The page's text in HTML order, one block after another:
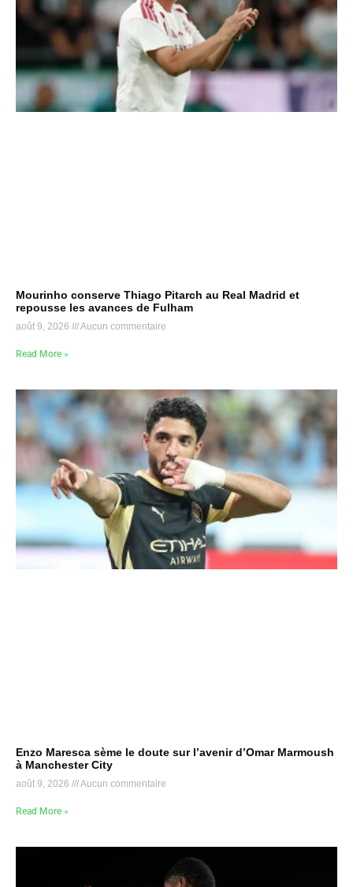
Mourinho conserve Thiago Pitarch au Real Madrid et
repousse les avances de Fulham
août 9, 2026 Aucun commentaire
Read More »
Enzo Maresca sème le doute sur l’avenir d’Omar Marmoush
à Manchester City
août 9, 2026 Aucun commentaire
Read More »